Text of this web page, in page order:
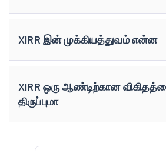
XIRR இன் முக்கியத்துவம் என்ன
XIRR ஒரு ஆண்டிற்கான
திருப்புமா